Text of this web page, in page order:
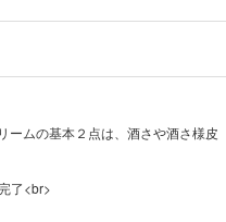
ームの基本２点は、酒さや酒さ様皮
了<br>